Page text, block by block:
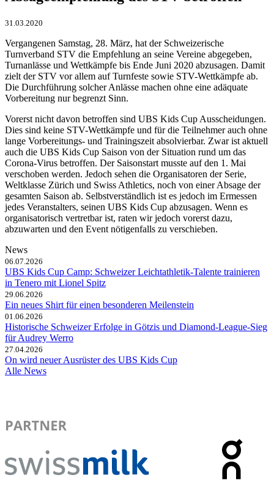
31.03.2020
Vergangenen Samstag, 28. März, hat der Schweizerische
Turnverband STV die Empfehlung an seine Vereine abgegeben,
Turnanlässe und Wettkämpfe bis Ende Juni 2020 abzusagen. Damit
zielt der STV vor allem auf Turnfeste sowie STV-Wettkämpfe ab.
Die Durchführung solcher Anlässe machen ohne eine adäquate
Vorbereitung nur begrenzt Sinn.
Vorerst nicht davon betroffen sind UBS Kids Cup Ausscheidungen.
Dies sind keine STV-Wettkämpfe und für die Teilnehmer auch ohne
lange Vorbereitungs- und Trainingszeit absolvierbar. Zwar ist aktuell
auch die UBS Kids Cup Saison von der Situation rund um das
Corona-Virus betroffen. Der Saisonstart musste auf den 1. Mai
verschoben werden. Jedoch sehen die Organisatoren der Serie,
Weltklasse Zürich und Swiss Athletics, noch von einer Absage der
gesamten Saison ab. Selbstverständlich ist es jedoch im Ermessen
jedes Veranstalters, seinen UBS Kids Cup abzusagen. Wenn es
organisatorisch vertretbar ist, raten wir jedoch vorerst dazu,
abzuwarten und den Event nötigenfalls zu verschieben.
News
06.07.2026
UBS Kids Cup Camp: Schweizer Leichtathletik-Talente trainieren
in Tenero mit Lionel Spitz
29.06.2026
Ein neues Shirt für einen besonderen Meilenstein
01.06.2026
Historische Schweizer Erfolge in Götzis und Diamond-League-Sieg
für Audrey Werro
27.04.2026
On wird neuer Ausrüster des UBS Kids Cup
Alle News